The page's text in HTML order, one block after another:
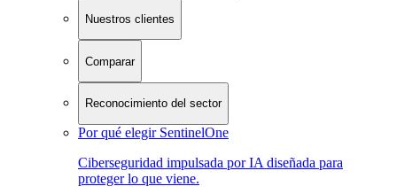
Nuestros clientes
Comparar
Reconocimiento del sector
Por qué elegir SentinelOne
Ciberseguridad impulsada por IA diseñada para
proteger lo que viene.